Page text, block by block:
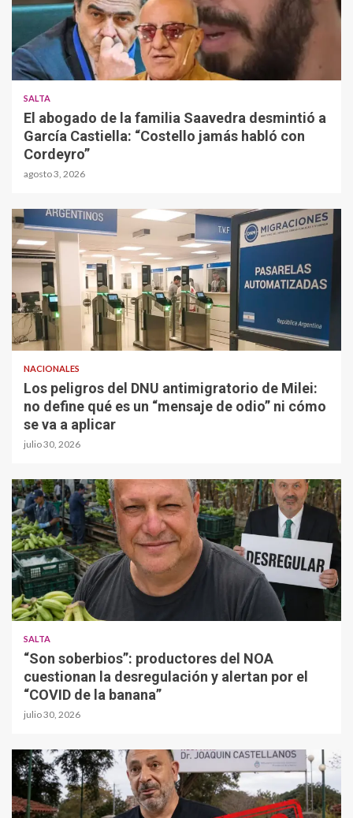
SALTA
El abogado de la familia Saavedra desmintió a
García Castiella: “Costello jamás habló con
Cordeyro”
agosto 3, 2026
NACIONALES
Los peligros del DNU antimigratorio de Milei:
no define qué es un “mensaje de odio” ni cómo
se va a aplicar
julio 30, 2026
SALTA
“Son soberbios”: productores del NOA
cuestionan la desregulación y alertan por el
“COVID de la banana”
julio 30, 2026